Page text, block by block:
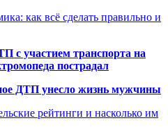
как всё сделать правильно и
с участием транспорта на
пострадал
ДТП унесло жизнь мужчины
рейтинги и насколько им